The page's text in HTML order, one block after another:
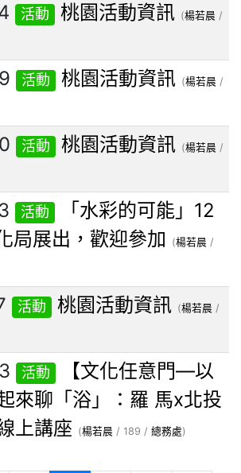
活動 桃園活動資訊 (楊若晨 /
活動 桃園活動資訊 (楊若晨 /
活動 桃園活動資訊 (楊若晨 /
活動
「水彩的可能」12
局展出，歡迎參加
(楊若晨 /
活動 桃園活動資訊 (楊若晨 /
活動
【文化任意門—以
來聊「浴」：羅 馬x北投
上講座
(楊若晨 / 189 / 總務處)